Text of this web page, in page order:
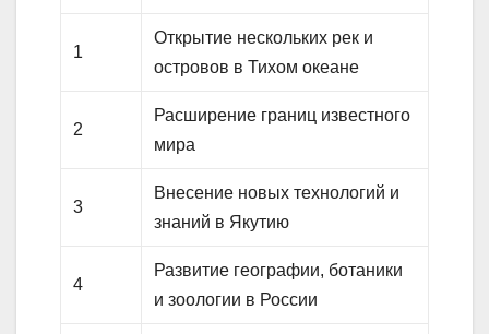
1
Открытие нескольких рек и
островов в Тихом океане
2
Расширение границ известного
мира
3
Внесение новых технологий и
знаний в Якутию
4
Развитие географии, ботаники
и зоологии в России